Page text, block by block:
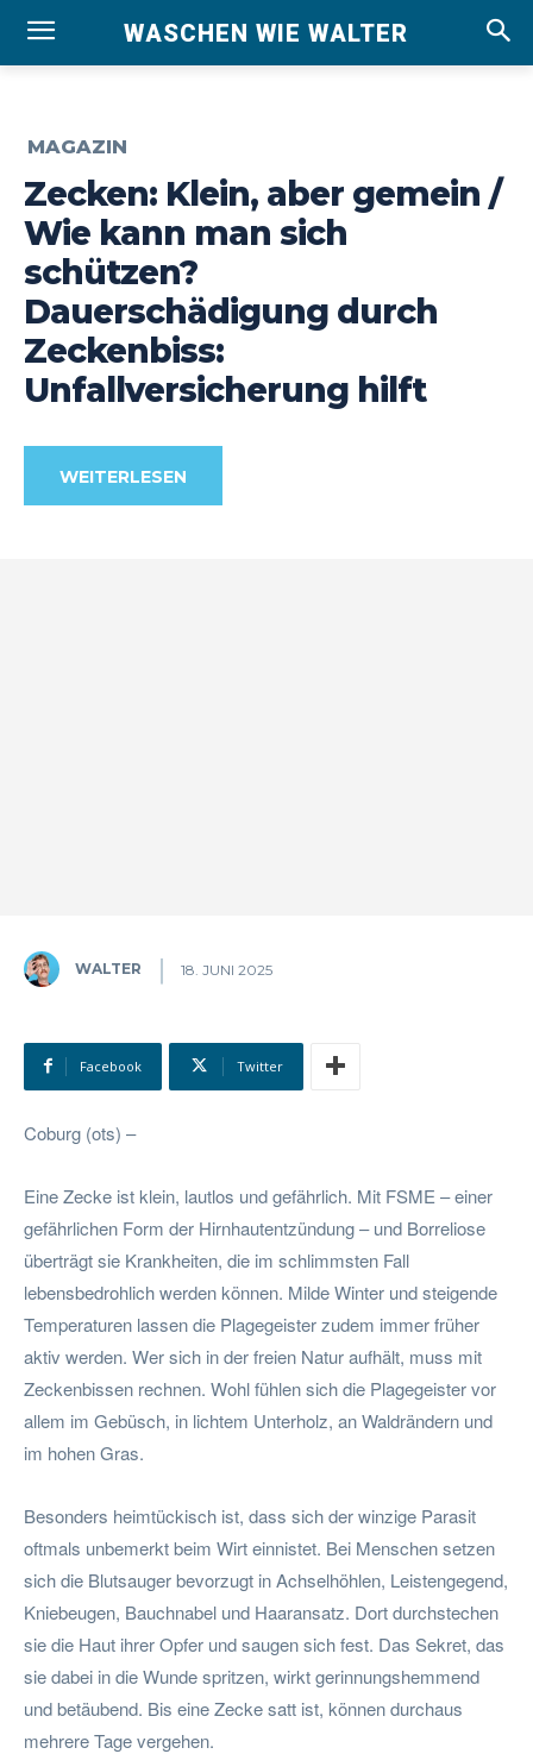
WASCHEN WIE WALTER
MAGAZIN
Zecken: Klein, aber gemein /
Wie kann man sich
schützen?
Dauerschädigung durch
Zeckenbiss:
Unfallversicherung hilft
WEITERLESEN
WALTER 18. JUNI 2025
Facebook Twitter
Coburg (ots) –
Eine Zecke ist klein, lautlos und gefährlich. Mit FSME – einer
gefährlichen Form der Hirnhautentzündung – und Borreliose
überträgt sie Krankheiten, die im schlimmsten Fall
lebensbedrohlich werden können. Milde Winter und steigende
Temperaturen lassen die Plagegeister zudem immer früher
aktiv werden. Wer sich in der freien Natur aufhält, muss mit
Zeckenbissen rechnen. Wohl fühlen sich die Plagegeister vor
allem im Gebüsch, in lichtem Unterholz, an Waldrändern und
im hohen Gras.
Besonders heimtückisch ist, dass sich der winzige Parasit
oftmals unbemerkt beim Wirt einnistet. Bei Menschen setzen
sich die Blutsauger bevorzugt in Achselhöhlen, Leistengegend,
Kniebeugen, Bauchnabel und Haaransatz. Dort durchstechen
sie die Haut ihrer Opfer und saugen sich fest. Das Sekret, das
sie dabei in die Wunde spritzen, wirkt gerinnungshemmend
und betäubend. Bis eine Zecke satt ist, können durchaus
mehrere Tage vergehen.